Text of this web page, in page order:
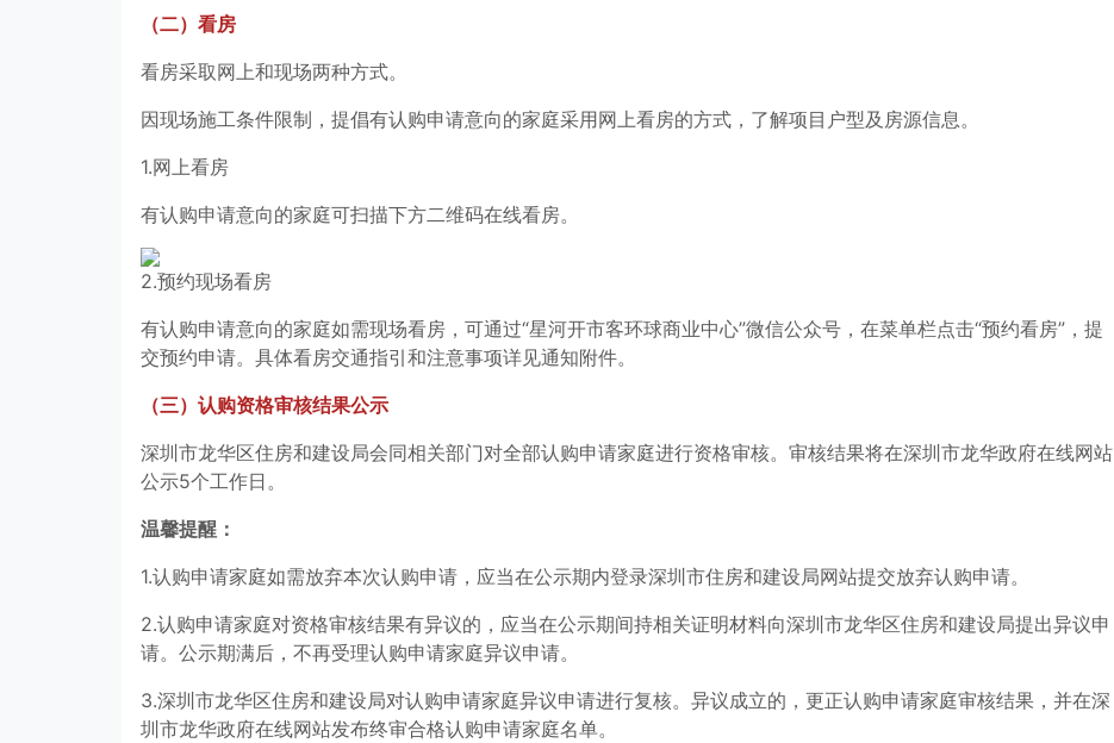
（二）看房
看房采取网上和现场两种方式。
因现场施工条件限制，提倡有认购申请意向的家庭采用网上看房的方式，了解项目户型及房源信息。
1.网上看房
有认购申请意向的家庭可扫描下方二维码在线看房。
2.预约现场看房
有认购申请意向的家庭如需现场看房，可通过“星河开市客环球商业中心”微信公众号，在菜单栏点击“预约看房”，提
交预约申请。具体看房交通指引和注意事项详见通知附件。
（三）认购资格审核结果公示
深圳市龙华区住房和建设局会同相关部门对全部认购申请家庭进行资格审核。审核结果将在深圳市龙华政府在线网站
公示5个工作日。
温馨提醒：
1.认购申请家庭如需放弃本次认购申请，应当在公示期内登录深圳市住房和建设局网站提交放弃认购申请。
2.认购申请家庭对资格审核结果有异议的，应当在公示期间持相关证明材料向深圳市龙华区住房和建设局提出异议申
请。公示期满后，不再受理认购申请家庭异议申请。
3.深圳市龙华区住房和建设局对认购申请家庭异议申请进行复核。异议成立的，更正认购申请家庭审核结果，并在深
圳市龙华政府在线网站发布终审合格认购申请家庭名单。